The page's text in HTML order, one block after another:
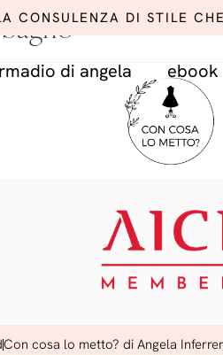
CONSULENZA DI STILE
di angela ebook
Con cosa lo metto? di Angela